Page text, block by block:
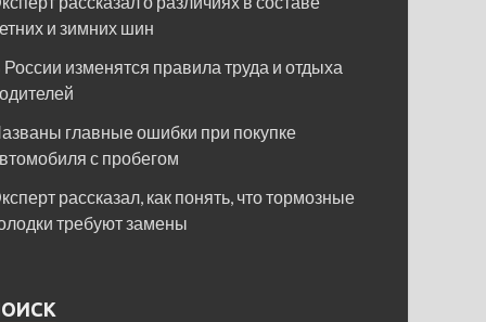
и зимних шин
России изменятся правила труда и отдыха
главные ошибки при покупке
с пробегом
рассказал, как понять, что тормозные
требуют замены